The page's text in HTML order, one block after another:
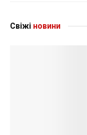
Свіжі новини